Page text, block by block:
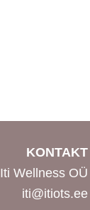
KONTAKT
Iti Wellness OÜ
iti@itiots.ee